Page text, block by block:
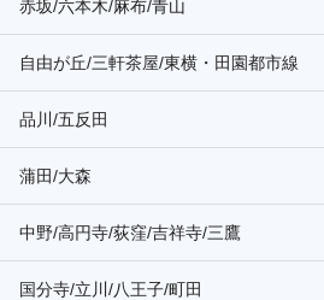
赤坂/六本木/麻布/青山
自由が丘/三軒茶屋/東横・田園都市線
品川/五反田
蒲田/大森
中野/高円寺/荻窪/吉祥寺/三鷹
国分寺/立川/八王子/町田